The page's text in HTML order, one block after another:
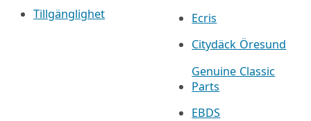
Tillgänglighet
Ecris
Citydäck Öresund
Genuine Classic
Parts
EBDS